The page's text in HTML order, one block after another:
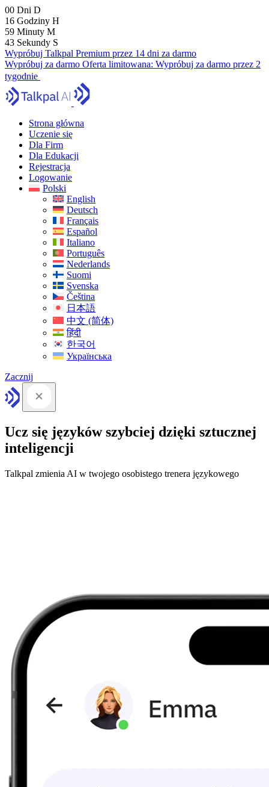
00 Dni D
16 Godziny H
59 Minuty M
42 Sekundy S
Wypróbuj Talkpal Premium przez 14 dni za darmo
Wypróbuj za darmo Oferta limitowana: Wypróbuj za darmo przez 2
tygodnie
Strona główna
Uczenie się
Dla Firm
Dla Edukacji
Rejestracja
Logowanie
Polski
English
Deutsch
Français
Español
Italiano
Português
Nederlands
Suomi
Svenska
Čeština
日本語
中文 (简体)
हिंदी
한국어
Українська
Zacznij
Ucz się języków szybciej dzięki sztucznej
inteligencji
Talkpal zmienia AI w twojego osobistego trenera językowego